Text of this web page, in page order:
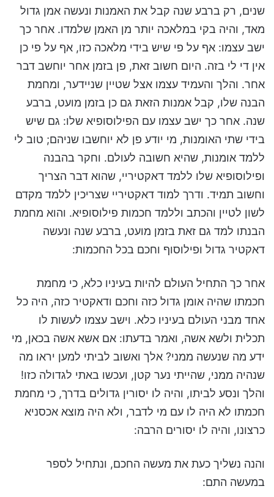
שנים, רק ברבע שנה קבל את האמנות ונעשה אמן גדול
מאד, והיה בקי במלאכה יותר מן האמן שלמדו. אחר כך
ישב עצמו: אף על פי שיש בידי מלאכה כזו, אף על פי כן
אין די לי בזה. היום חשוב זאת, פן בזמן אחר יוחשב דבר
אחר. והלך והעמיד עצמו אצל שטיין שניידער, ומחמת
הבנה שלו, קבל אמנות הזאת גם כן בזמן מועט, ברבע
שנה. אחר כך ישב עצמו עם הפילוסופיא שלו: גם שיש
בידי שתי האומנות, מי יודע פן לא יוחשבו שניהם; טוב לי
ללמד אומנות, שהיא חשובה לעולם. וחקר בהבנה
ופילוסופיא שלו ללמד דאקטיריי, שהוא דבר הצריך
וחשוב תמיד. ודרך למוד דאקטיריי שצריכין ללמד מקדם
לשון לטיין והכתב וללמד חכמות פילוסופיא. והוא מחמת
הבנתו למד גם זאת בזמן מועט, ברבע שנה ונעשה
דאקטיר גדול ופילוסוף וחכם בכל החכמות:
אחר כך התחיל העולם להיות בעיניו כלא, כי מחמת
חכמתו שהיה אומן גדול כזה וחכם ודאקטיר כזה, היה כל
אחד מבני העולם בעיניו כלא. וישב עצמו לעשות לו
תכלית ולשא אשה, ואמר בדעתו: אם אשא אשה בכאן, מי
ידע מה שנעשה ממני? אלך ואשוב לביתי למען יראו מה
שנהיה ממני, שהייתי נער קטן, ועכשו באתי לגדולה כזו!
והלך ונסע לביתו, והיה לו יסורין גדולים בדרך, כי מחמת
חכמתו לא היה לו עם מי לדבר, ולא היה מוצא אכסניא
כרצונו, והיה לו יסורים הרבה:
והנה נשליך כעת את מעשה החכם, ונתחיל לספר
במעשה התם: